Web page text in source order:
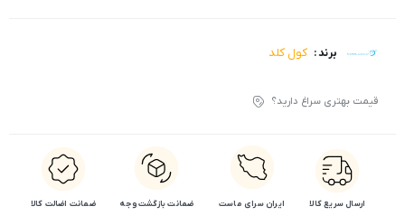
برند : کول کلد
قیمت بهتری سراغ دارید؟
ارسال سریع کالا ایران سرای ماست ضمانت بازگشت وجه ضمانت اضالت کالا